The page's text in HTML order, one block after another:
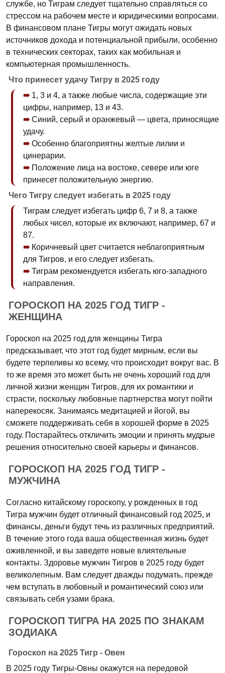
службе, но Тиграм следует тщательно справляться со
стрессом на рабочем месте и юридическими вопросами.
В финансовом плане Тигры могут ожидать новых
источников дохода и потенциальной прибыли, особенно
в технических секторах, таких как мобильная и
компьютерная промышленность.
Что принесет удачу Тигру в 2025 году
1, 3 и 4, а также любые числа, содержащие эти
цифры, например, 13 и 43.
Синий, серый и оранжевый — цвета, приносящие
удачу.
Особенно благоприятны желтые лилии и
цинерарии.
Положение лица на востоке, севере или юге
принесет положительную энергию.
Чего Тигру следует избегать в 2025 году
Тиграм следует избегать цифр 6, 7 и 8, а также
любых чисел, которые их включают, например, 67 и
87.
Коричневый цвет считается неблагоприятным
для Тигров, и его следует избегать.
Тиграм рекомендуется избегать юго-западного
направления.
ГОРОСКОП НА 2025 ГОД ТИГР -
ЖЕНЩИНА
Гороскоп на 2025 год для женщины Тигра
предсказывает, что этот год будет мирным, если вы
будете терпеливы ко всему, что происходит вокруг вас. В
то же время это может быть не очень хороший год для
личной жизни женщин Тигров, для их романтики и
страсти, поскольку любовные партнерства могут пойти
наперекосяк. Занимаясь медитацией и йогой, вы
сможете поддерживать себя в хорошей форме в 2025
году. Постарайтесь откличить эмоции и принять мудрые
решения относительно своей карьеры и финансов.
ГОРОСКОП НА 2025 ГОД ТИГР -
МУЖЧИНА
Согласно китайскому гороскопу, у рожденных в год
Тигра мужчин будет отличный финансовый год 2025, и
финансы, деньги будут течь из различных предприятий.
В течение этого года ваша общественная жизнь будет
оживленной, и вы заведете новые влиятельные
контакты. Здоровье мужчин Тигров в 2025 году будет
великолепным. Вам следует дважды подумать, прежде
чем вступать в любовный и романтический союз или
связывать себя узами брака.
ГОРОСКОП ТИГРА НА 2025 ПО ЗНАКАМ
ЗОДИАКА
Гороскоп на 2025 Тигр - Овен
В 2025 году Тигры-Овны окажутся на передовой